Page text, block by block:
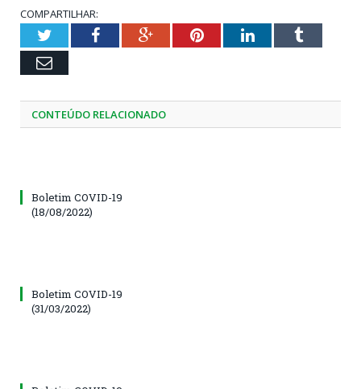
COMPARTILHAR:
TwitterFacebookGoogle+PinterestLinkedInTumblr
Email
CONTEÚDO RELACIONADO
Boletim COVID-19
(18/08/2022)
Boletim COVID-19
(31/03/2022)